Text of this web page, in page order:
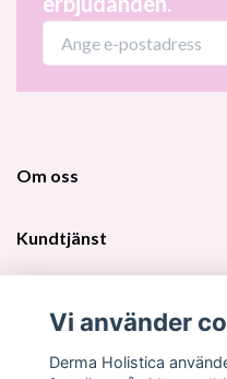
Om oss
Kundtjänst
Sociala medier
Vi använder
Derma Holistica